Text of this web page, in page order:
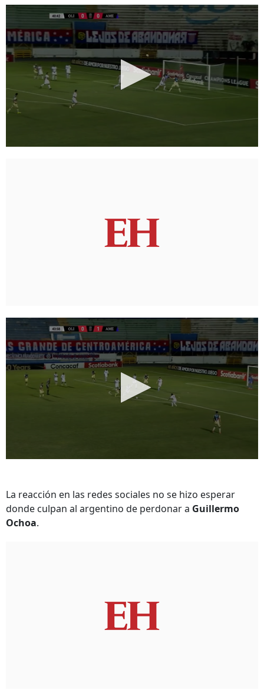
La reacción en las redes sociales no se hizo esperar
donde culpan al argentino de perdonar a Guillermo
Ochoa.